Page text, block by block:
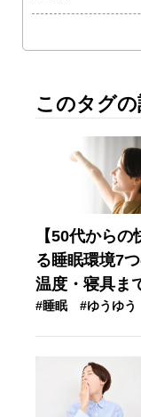
このタグ
【50代から
る睡眠環境7
温度・寝具ま
#睡眠 #ゆうゆう